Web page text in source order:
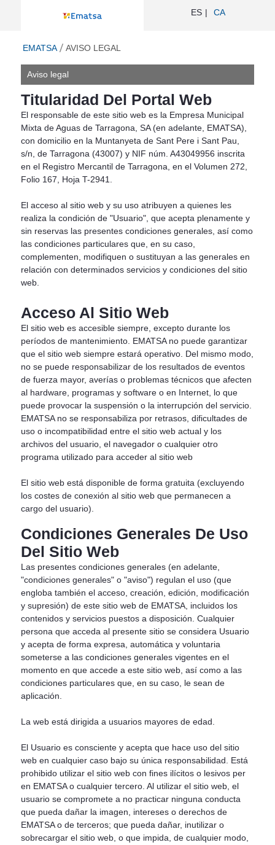
ES CA
EMATSA AVISO LEGAL
Aviso legal
Titularidad Del Portal Web
El responsable de este sitio web es la Empresa Municipal
Mixta de Aguas de Tarragona, SA (en adelante, EMATSA),
con domicilio en la Muntanyeta de Sant Pere i Sant Pau,
s/n, de Tarragona (43007) y NIF núm. A43049956 inscrita
en el Registro Mercantil de Tarragona, en el Volumen 272,
Folio 167, Hoja T-2941.
El acceso al sitio web y su uso atribuyen a quienes les
realiza la condición de "Usuario", que acepta plenamente y
sin reservas las presentes condiciones generales, así como
las condiciones particulares que, en su caso,
complementen, modifiquen o sustituyan a las generales en
relación con determinados servicios y condiciones del sitio
web.
Acceso Al Sitio Web
El sitio web es accesible siempre, excepto durante los
períodos de mantenimiento. EMATSA no puede garantizar
que el sitio web siempre estará operativo. Del mismo modo,
no se puede responsabilizar de los resultados de eventos
de fuerza mayor, averías o problemas técnicos que afecten
al hardware, programas y software o en Internet, lo que
puede provocar la suspensión o la interrupción del servicio.
EMATSA no se responsabiliza por retrasos, dificultades de
uso o incompatibilidad entre el sitio web actual y los
archivos del usuario, el navegador o cualquier otro
programa utilizado para acceder al sitio web
El sitio web está disponible de forma gratuita (excluyendo
los costes de conexión al sitio web que permanecen a
cargo del usuario).
Condiciones Generales De Uso
Del Sitio Web
Las presentes condiciones generales (en adelante,
"condiciones generales" o "aviso") regulan el uso (que
engloba también el acceso, creación, edición, modificación
y supresión) de este sitio web de EMATSA, incluidos los
contenidos y servicios puestos a disposición. Cualquier
persona que acceda al presente sitio se considera Usuario
y acepta de forma expresa, automática y voluntaria
someterse a las condiciones generales vigentes en el
momento en que accede a este sitio web, así como a las
condiciones particulares que, en su caso, le sean de
aplicación.
La web está dirigida a usuarios mayores de edad.
El Usuario es consciente y acepta que hace uso del sitio
web en cualquier caso bajo su única responsabilidad. Está
prohibido utilizar el sitio web con fines ilícitos o lesivos per
en EMATSA o cualquier tercero. Al utilizar el sitio web, el
usuario se compromete a no practicar ninguna conducta
que pueda dañar la imagen, intereses o derechos de
EMATSA o de terceros; que pueda dañar, inutilizar o
sobrecargar el sitio web, o que impida, de cualquier modo,